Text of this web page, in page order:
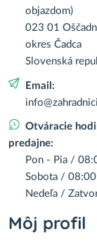
objazdom)
023 01
okres Čadca
Slovenská
Email:
Otváracie
predajne:
Pon - Pia /
Sobota /
Nedeľa /
Môj profil